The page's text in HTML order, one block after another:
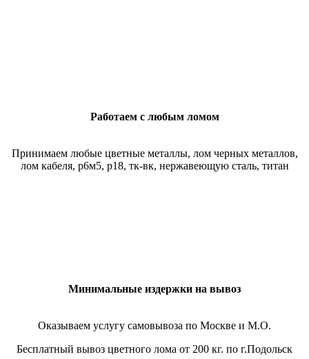
Работаем с любым ломом
Принимаем любые цветные металлы, лом черных металлов,
лом кабеля, р6м5, р18, тк-вк, нержавеющую сталь, титан
Минимальные издержки на вывоз
Оказываем услугу самовывоза по Москве и М.О.
Бесплатный вывоз цветного лома от 200 кг. по г.Подольск